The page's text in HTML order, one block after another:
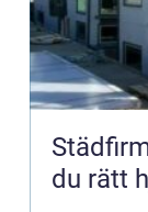
Städfirma
du rätt